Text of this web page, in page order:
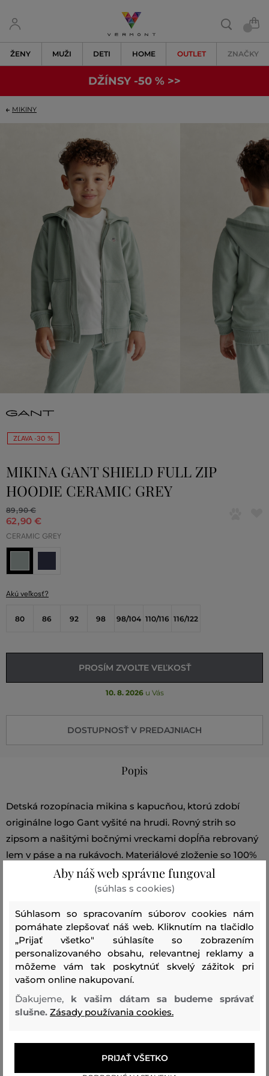
ŽENY MUŽI DETI HOME OUTLET ZNAČKY
DŽÍNSY -50 % >>
MIKINY
ZĽAVA -30 %
MIKINA GANT SHIELD FULL ZIP
HOODIE CERAMIC GREY
89,90 €
62,90 €
CERAMIC GREY
Akú veľkosť?
80 86 92 98 98/104 110/116 116/122
PROSÍM ZVOĽTE VEĽKOSŤ
10. 8. 2026u Vás
DOSTUPNOSŤ V PREDAJNIACH
Popis
Detská rozopínacia mikina s kapucňou, ktorú zdobí
originálne logo Gant vyšité na hrudi. Rovný strih so
zipsom a našitými bočnými vreckami dopĺňa rebrovaný
lem v páse a na rukávoch. Materiálové zloženie so 100%
podielom prémiovej bavlny zaručuje dokonalú
priedušnosť, mäkkosť a maximálne príjemný pocit pri
na každodenné nosenie.
Sezóna: SS26 Kód produktu: 812100035-326-GB-10
Zloženie
Aby náš web správne fungoval
(súhlas s cookies)
Súhlasom so spracovaním súborov cookies nám
pomáhate zlepšovať náš web. Kliknutím na tlačidlo
„Prijať všetko" súhlasíte so zobrazením
personalizovaného obsahu, relevantnej reklamy a
môžeme vám tak poskytnúť skvelý zážitok pri
vašom online nakupovaní.
Ďakujeme, k vašim dátam sa budeme správať
slušne. Zásady používania cookies.
PRIJAŤ VŠETKO